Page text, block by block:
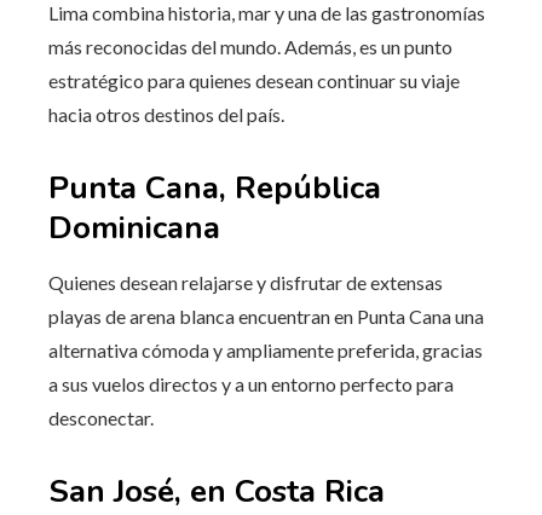
Lima combina historia, mar y una de las gastronomías
más reconocidas del mundo. Además, es un punto
estratégico para quienes desean continuar su viaje
hacia otros destinos del país.
Punta Cana, República
Dominicana
Quienes desean relajarse y disfrutar de extensas
playas de arena blanca encuentran en Punta Cana una
alternativa cómoda y ampliamente preferida, gracias
a sus vuelos directos y a un entorno perfecto para
desconectar.
San José, en Costa Rica